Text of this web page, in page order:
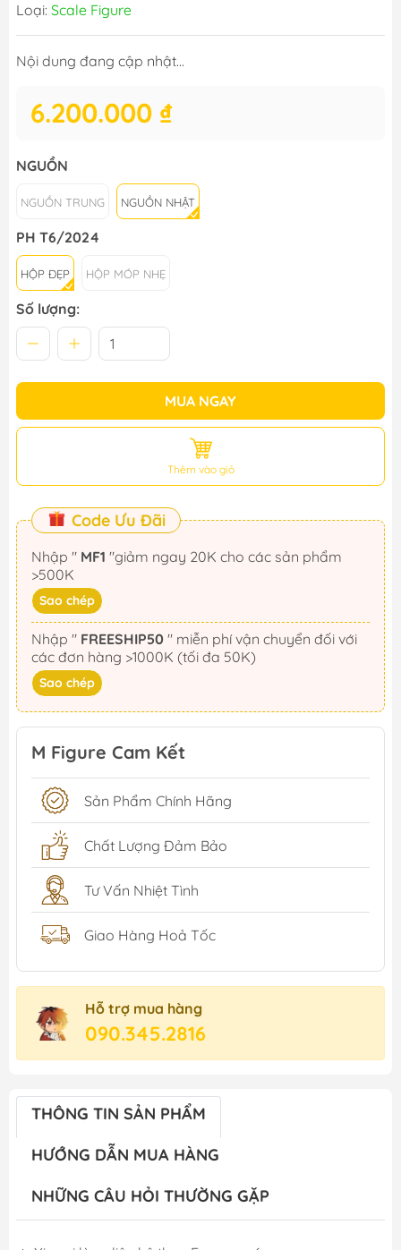
Loại: Scale Figure
Nội dung đang cập nhật...
6.200.000 ₫
NGUỒN
NGUỒN TRUNG NGUỒN NHẬT
PH T6/2024
HỘP ĐẸP HỘP MÓP NHẸ
Số lượng:
MUA NGAY
Thêm vào giỏ
Code Ưu Đãi
Nhập " MF1
>500K
Sao chép
Nhập " FREESHIP50
các đơn hàng >1000K (tối đa 50K)
Sao chép
M Figure Cam Kết
Sản Phẩm Chính Hãng
Chất Lượng Đảm Bảo
Tư Vấn Nhiệt Tình
Giao Hàng Hoả Tốc
Hỗ trợ mua hàng
090.345.2816
THÔNG TIN SẢN PHẨM
HƯỚNG DẪN MUA HÀNG
NHỮNG CÂU HỎI THƯỜNG GẶP